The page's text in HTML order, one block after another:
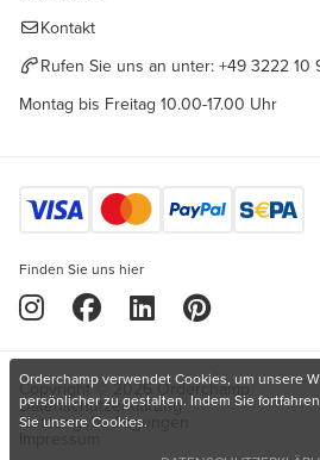
Kontakt
Rufen Sie uns an unter: +49 3222 10
Montag bis Freitag 10.00-17.00 Uhr
Finden Sie uns hier
Copyright © 2026 Orderchamp
Datenschutzerklärung
Nutzungsbedingungen
Orderchamp verwendet Cookies, um unsere
persönlicher zu gestalten. Indem Sie
Sie unsere Cookies.